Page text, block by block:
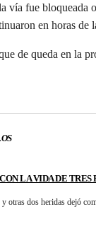
vía fue bloqueada
en horas de
de queda en la
LA VIDA DE TRES
otras dos heridas dejó